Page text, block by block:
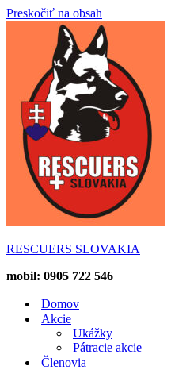
Preskočiť na obsah
RESCUERS SLOVAKIA
mobil: 0905 722 546
Domov
Akcie
Ukážky
Pátracie akcie
Členovia